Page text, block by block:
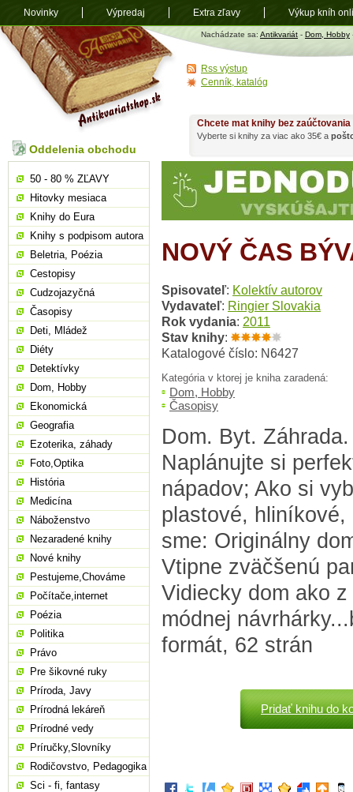
Antikvariát
shop.sk
Nachádzate sa: Antikvariát - Dom, Hobby
NOVÝ ČAS
Spisovateľ: Kolektív autorov
Vydavateľ: Ringier Slovakia
Rok vydania: 2011
Stav knihy:
Katalogové číslo: N6427
Kategória v ktorej je kniha zaradená:
Dom, Hobby
Časopisy
Dom. Byt.
Naplánujte si
nápadov; Ako si
plastové,
sme: Originálny
Vtipne zväčšenú
Vidiecky dom ako
módnej
formát, 62 strán
Pridať knihu do
Chcete mat knihy bez
Vyberte si knihy za viac ako 35€ a
Oddelenia obchodu
50 - 80 % ZĽAVY
Hitovky mesiaca
Knihy do Eura
Knihy s podpisom autora
Beletria, Poézia
Cestopisy
Cudzojazyčná
Časopisy
Deti, Mládež
Diéty
Detektívky
Dom, Hobby
Ekonomická
Geografia
Ezoterika, záhady
Foto,Optika
História
Medicína
Náboženstvo
Nezaradené knihy
Nové knihy
Pestujeme,Chováme
Počítače,internet
Poézia
Politika
Právo
Pre šikovné ruky
Príroda, Javy
Prírodná lekáreň
Prírodné vedy
Príručky,Slovníky
Rodičovstvo, Pedagogika
Sci - fi, fantasy
Rss výstup
Cenník, katalóg
Novinky Výpredaj Extra zľavy Výkup kníh